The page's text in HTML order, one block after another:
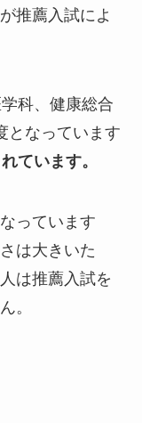
推薦入試によ
科、健康総合
となっています
ています。
っています
は大きいた
は推薦入試を
。